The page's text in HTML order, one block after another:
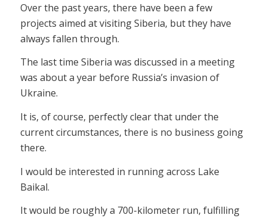
Over the past years, there have been a few
projects aimed at visiting Siberia, but they have
always fallen through.
The last time Siberia was discussed in a meeting
was about a year before Russia’s invasion of
Ukraine.
It is, of course, perfectly clear that under the
current circumstances, there is no business going
there.
I would be interested in running across Lake
Baikal.
It would be roughly a 700-kilometer run, fulfilling